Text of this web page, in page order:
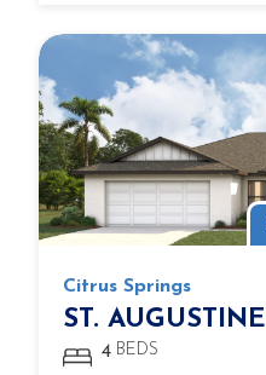
Citrus Springs
ST. AUGUSTINE
4 BEDS